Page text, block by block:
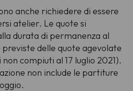
anche richiedere di essere
atelier. Le quote si
durata di permanenza al
delle quote agevolate
compiuti al 17 luglio 2021).
non include le partiture